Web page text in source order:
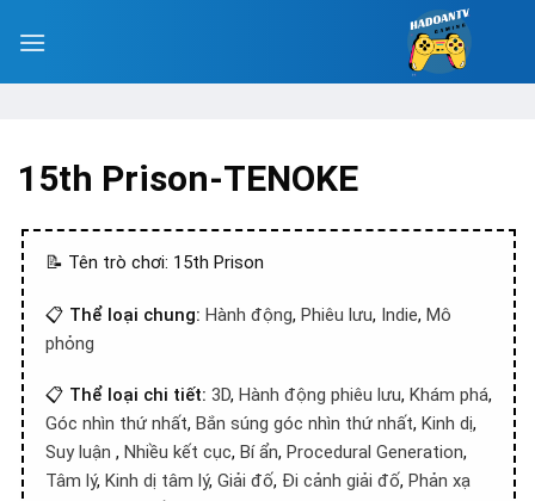
15th Prison-TENOKE
📝 Tên trò chơi: 15th Prison
📋 Thể loại chung: Hành động, Phiêu lưu, Indie, Mô
phỏng
📋 Thể loại chi tiết: 3D, Hành động phiêu lưu, Khám phá,
Góc nhìn thứ nhất, Bắn súng góc nhìn thứ nhất, Kinh dị,
Suy luận , Nhiều kết cục, Bí ẩn, Procedural Generation,
Tâm lý, Kinh dị tâm lý, Giải đố, Đi cảnh giải đố, Phản xạ